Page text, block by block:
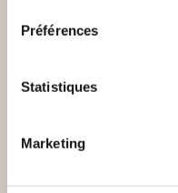
Préférences
Statistiques
Marketing
TOURMENTES
Romans